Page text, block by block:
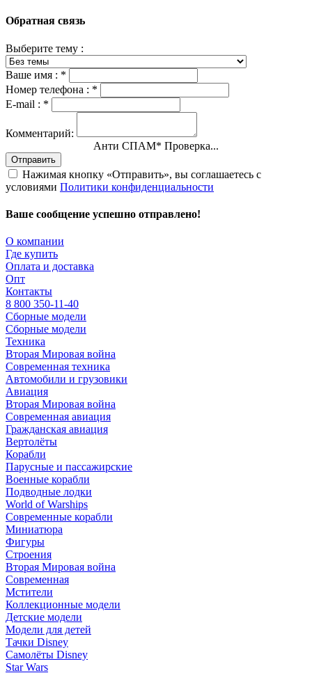
Обратная связь
Выберите тему :
Ваше имя : *
Номер телефона : *
E-mail : *
Комментарий:
Анти СПАМ* Проверка...
Отправить
Нажимая кнопку «Отправить», вы соглашаетесь с
условиями Политики конфиденциальности
Ваше сообщение успешно отправлено!
О компании
Где купить
Оплата и доставка
Опт
Контакты
8 800 350-11-40
Сборные модели
Сборные модели
Техника
Вторая Мировая война
Современная техника
Автомобили и грузовики
Авиация
Вторая Мировая война
Современная авиация
Гражданская авиация
Вертолёты
Корабли
Парусные и пассажирские
Военные корабли
Подводные лодки
World of Warships
Современные корабли
Миниатюра
Фигуры
Строения
Вторая Мировая война
Современная
Мстители
Коллекционные модели
Детские модели
Модели для детей
Тачки Disney
Самолёты Disney
Star Wars